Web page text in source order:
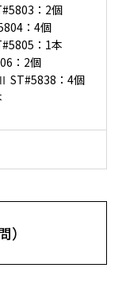
：2個
：4個
：1本
：2個
ST#5838：4個